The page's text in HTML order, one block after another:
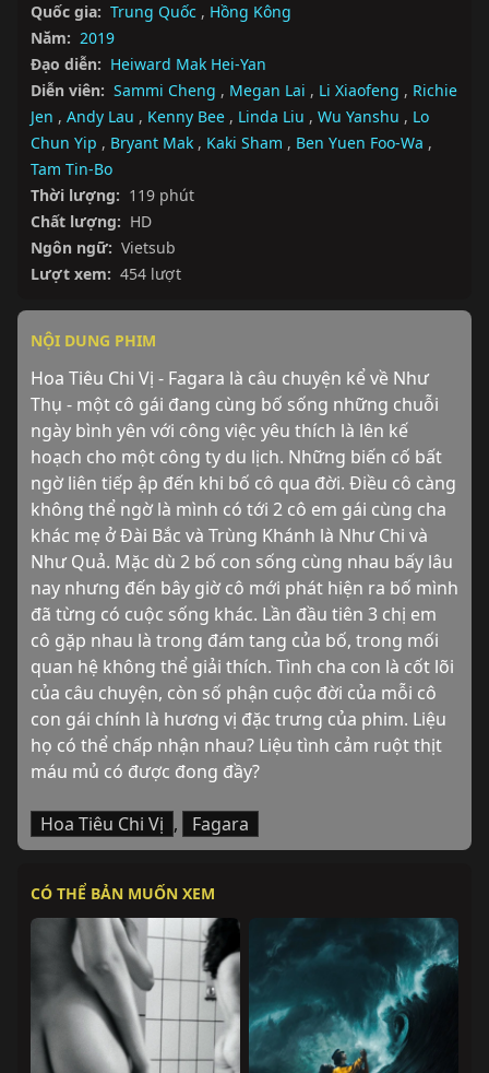
Quốc gia: Trung Quốc , Hồng Kông
Năm: 2019
Đạo diễn: Heiward Mak Hei-Yan
Diễn viên: Sammi Cheng , Megan Lai , Li Xiaofeng , Richie
Jen , Andy Lau , Kenny Bee , Linda Liu , Wu Yanshu , Lo
Chun Yip , Bryant Mak , Kaki Sham , Ben Yuen Foo-Wa ,
Tam Tin-Bo
Thời lượng: 119 phút
Chất lượng: HD
Ngôn ngữ: Vietsub
Lượt xem: 454 lượt
NỘI DUNG PHIM
Hoa Tiêu Chi Vị - Fagara là câu chuyện kể về Như
Thụ - một cô gái đang cùng bố sống những chuỗi
ngày bình yên với công việc yêu thích là lên kế
hoạch cho một công ty du lịch. Những biến cố bất
ngờ liên tiếp ập đến khi bố cô qua đời. Điều cô càng
không thể ngờ là mình có tới 2 cô em gái cùng cha
khác mẹ ở Đài Bắc và Trùng Khánh là Như Chi và
Như Quả. Mặc dù 2 bố con sống cùng nhau bấy lâu
nay nhưng đến bây giờ cô mới phát hiện ra bố mình
đã từng có cuộc sống khác. Lần đầu tiên 3 chị em
cô gặp nhau là trong đám tang của bố, trong mối
quan hệ không thể giải thích. Tình cha con là cốt lõi
của câu chuyện, còn số phận cuộc đời của mỗi cô
con gái chính là hương vị đặc trưng của phim. Liệu
họ có thể chấp nhận nhau? Liệu tình cảm ruột thịt
máu mủ có được đong đầy?
Hoa Tiêu Chi Vị , Fagara
CÓ THỂ BẢN MUỐN XEM